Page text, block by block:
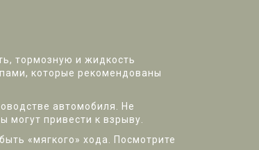
тормозную и жидкость
которые рекомендованы
автомобиля. Не
могут привести к взрыву.
«мягкого» хода. Посмотрите